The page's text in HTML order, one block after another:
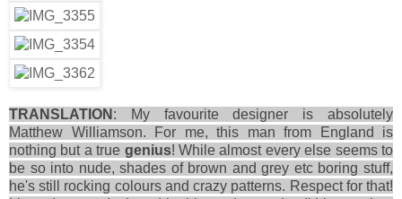
TRANSLATION : My favourite designer is absolutely
Matthew Williamson. For me, this man from England is
nothing but a true genius! While almost every else seems to
be so into nude, shades of brown and grey etc boring stuff,
he's still rocking colours and crazy patterns. Respect for that!